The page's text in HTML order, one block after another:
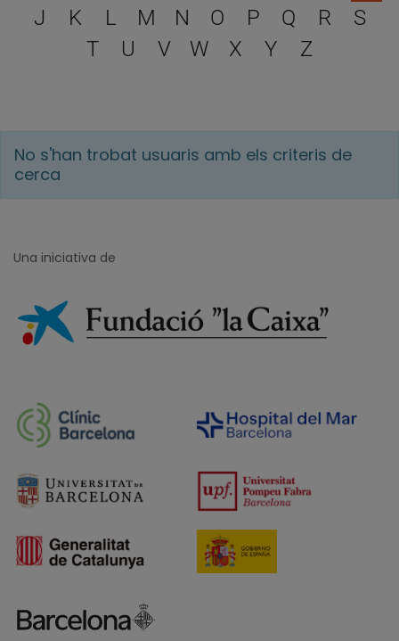
J
K L M N O P Q R
S
T
U V W X Y Z
No s'han trobat usuaris amb els criteris de
cerca
Una iniciativa de